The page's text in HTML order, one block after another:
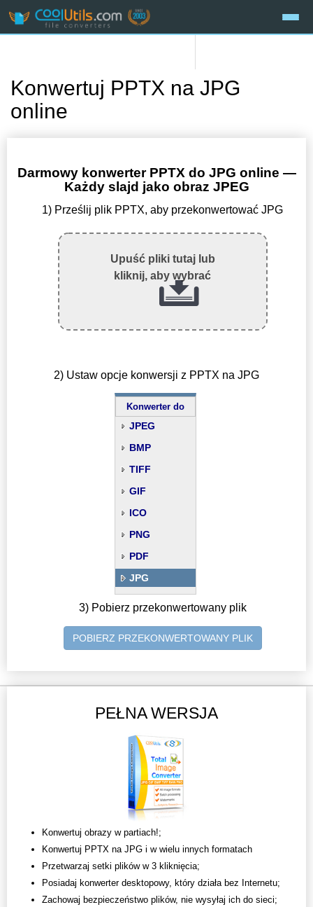
Konwertuj PPTX na JPG
online
Darmowy konwerter PPTX do JPG online —
Każdy slajd jako obraz JPEG
1) Prześlij plik PPTX, aby przekonwertować JPG
Upuść pliki tutaj lub
kliknij, aby wybrać
2) Ustaw opcje konwersji z PPTX na JPG
Konwerter do
JPEG
BMP
TIFF
GIF
ICO
PNG
PDF
JPG
3) Pobierz przekonwertowany plik
POBIERZ PRZEKONWERTOWANY PLIK
PEŁNA WERSJA
Konwertuj obrazy w partiach!;
Konwertuj PPTX na JPG i w wielu innych formatach
Przetwarzaj setki plików w 3 kliknięcia;
Posiadaj konwerter desktopowy, który działa bez Internetu;
Zachowaj bezpieczeństwo plików, nie wysyłaj ich do sieci;